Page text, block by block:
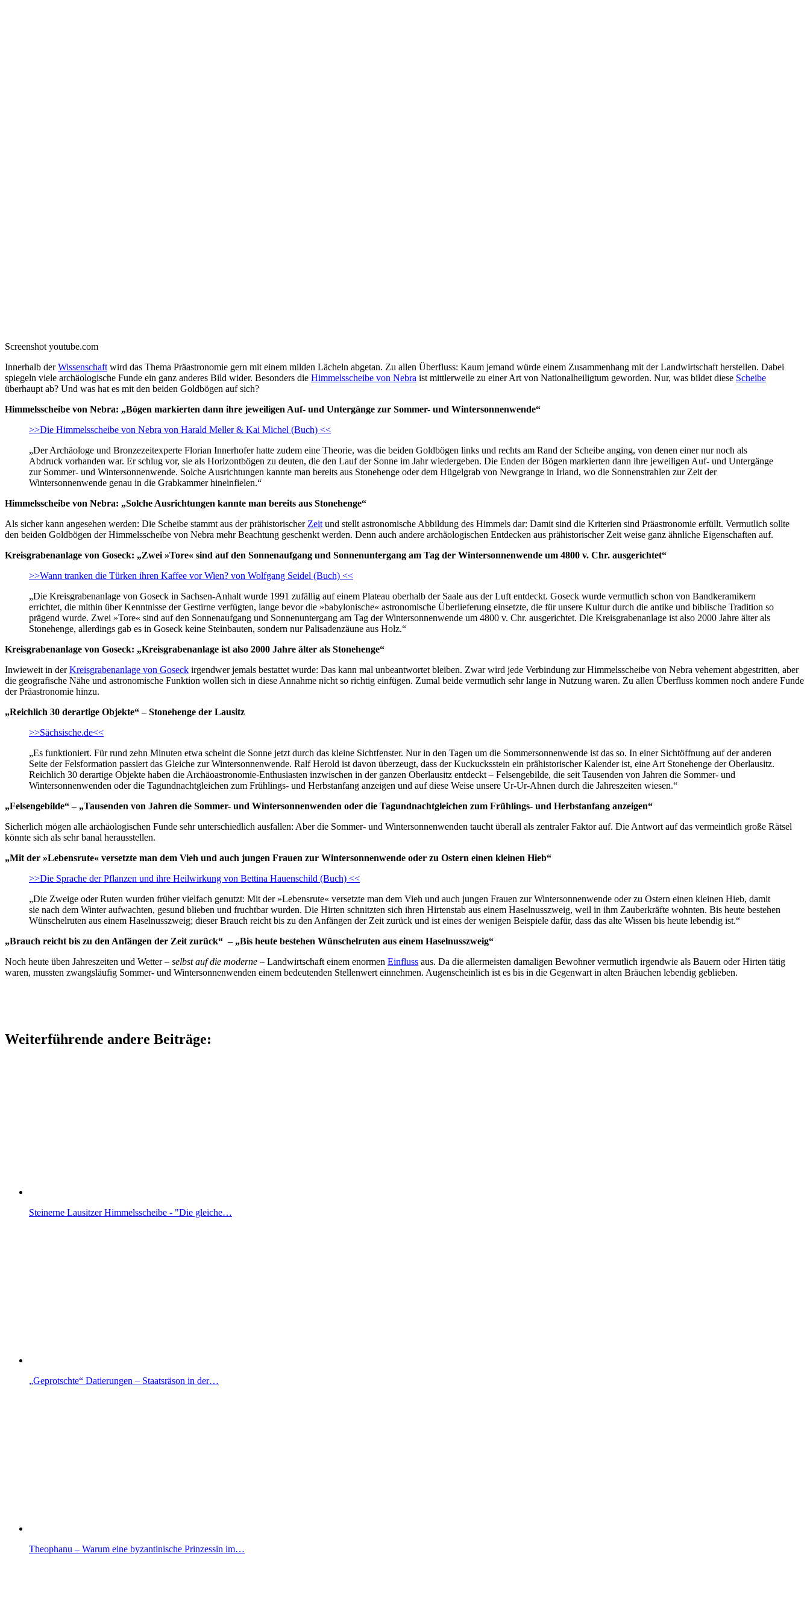
Screenshot youtube.com
Innerhalb derWissenschaft wird das Thema Präastronomie gern mit einem milden Lächeln abgetan. Zu allen Überfluss: Kaum jemand würde einem Zusammenhang mit der Landwirtschaft herstellen. Dabei
spiegeln viele archäologische Funde ein ganz anderes Bild wider. Besonders die Himmelsscheibe von Nebra ist mittlerweile zu einer Art von Nationalheiligtum geworden. Nur, was bildet diese Scheibe
überhaupt ab? Und was hat es mit den beiden Goldbögen auf sich?
Himmelsscheibe von Nebra: „Bögen markierten dann ihre jeweiligen Auf- und Untergänge zur Sommer- und Wintersonnenwende“
>>Die Himmelsscheibe von Nebra von Harald Meller & Kai Michel (Buch) <<
„Der Archäologe und Bronzezeitexperte Florian Innerhofer hatte zudem eine Theorie, was die beiden Goldbögen links und rechts am Rand der Scheibe anging, von denen einer nur noch als
Abdruck vorhanden war. Er schlug vor, sie als Horizontbögen zu deuten, die den Lauf der Sonne im Jahr wiedergeben. Die Enden der Bögen markierten dann ihre jeweiligen Auf- und Untergänge
zur Sommer- und Wintersonnenwende. Solche Ausrichtungen kannte man bereits aus Stonehenge oder dem Hügelgrab von Newgrange in Irland, wo die Sonnenstrahlen zur Zeit der
Wintersonnenwende genau in die Grabkammer hineinfielen.“
Himmelsscheibe von Nebra: „Solche Ausrichtungen kannte man bereits aus Stonehenge“
Als sicher kann angesehen werden: Die Scheibe stammt aus der prähistorischer Zeit und stellt astronomische Abbildung des Himmels dar: Damit sind die Kriterien sind Präastronomie erfüllt. Vermutlich sollte
den beiden Goldbögen der Himmelsscheibe von Nebra mehr Beachtung geschenkt werden. Denn auch andere archäologischen Entdecken aus prähistorischer Zeit weise ganz ähnliche Eigenschaften auf.
Kreisgrabenanlage von Goseck: „Zwei »Tore« sind auf den Sonnenaufgang und Sonnenuntergang am Tag der Wintersonnenwende um 4800 v. Chr. ausgerichtet“
>>Wann tranken die Türken ihren Kaffee vor Wien? von Wolfgang Seidel (Buch) <<
„Die Kreisgrabenanlage von Goseck in Sachsen-Anhalt wurde 1991 zufällig auf einem Plateau oberhalb der Saale aus der Luft entdeckt. Goseck wurde vermutlich schon von Bandkeramikern
errichtet, die mithin über Kenntnisse der Gestirne verfügten, lange bevor die »babylonische« astronomische Überlieferung einsetzte, die für unsere Kultur durch die antike und biblische Tradition so
prägend wurde. Zwei »Tore« sind auf den Sonnenaufgang und Sonnenuntergang am Tag der Wintersonnenwende um 4800 v. Chr. ausgerichtet. Die Kreisgrabenanlage ist also 2000 Jahre älter als
Stonehenge, allerdings gab es in Goseck keine Steinbauten, sondern nur Palisadenzäune aus Holz.“
Kreisgrabenanlage von Goseck: „Kreisgrabenanlage ist also 2000 Jahre älter als Stonehenge“
Inwieweit in derKreisgrabenanlage von Goseck irgendwer jemals bestattet wurde: Das kann mal unbeantwortet bleiben. Zwar wird jede Verbindung zur Himmelsscheibe von Nebra vehement abgestritten, aber
die geografische Nähe und astronomische Funktion wollen sich in diese Annahme nicht so richtig einfügen. Zumal beide vermutlich sehr lange in Nutzung waren. Zu allen Überfluss kommen noch andere Funde
der Präastronomie hinzu.
„Reichlich 30 derartige Objekte“ – Stonehenge der Lausitz
>>Sächsische.de<<
„Es funktioniert. Für rund zehn Minuten etwa scheint die Sonne jetzt durch das kleine Sichtfenster. Nur in den Tagen um die Sommersonnenwende ist das so. In einer Sichtöffnung auf der anderen
Seite der Felsformation passiert das Gleiche zur Wintersonnenwende. Ralf Herold ist davon überzeugt, dass der Kuckucksstein ein prähistorischer Kalender ist, eine Art Stonehenge der Oberlausitz.
Reichlich 30 derartige Objekte haben die Archäoastronomie-Enthusiasten inzwischen in der ganzen Oberlausitz entdeckt – Felsengebilde, die seit Tausenden von Jahren die Sommer- und
Wintersonnenwenden oder die Tagundnachtgleichen zum Frühlings- und Herbstanfang anzeigen und auf diese Weise unsere Ur-Ur-Ahnen durch die Jahreszeiten wiesen.“
„Felsengebilde“ – „Tausenden von Jahren die Sommer- und Wintersonnenwenden oder die Tagundnachtgleichen zum Frühlings- und Herbstanfang anzeigen“
Sicherlich mögen alle archäologischen Funde sehr unterschiedlich ausfallen: Aber die Sommer- und Wintersonnenwenden taucht überall als zentraler Faktor auf. Die Antwort auf das vermeintlich große Rätsel
könnte sich als sehr banal herausstellen.
„Mit der »Lebensrute« versetzte man dem Vieh und auch jungen Frauen zur Wintersonnenwende oder zu Ostern einen kleinen Hieb“
>>Die Sprache der Pflanzen und ihre Heilwirkung von Bettina Hauenschild (Buch) <<
„Die Zweige oder Ruten wurden früher vielfach genutzt: Mit der »Lebensrute« versetzte man dem Vieh und auch jungen Frauen zur Wintersonnenwende oder zu Ostern einen kleinen Hieb, damit
sie nach dem Winter aufwachten, gesund blieben und fruchtbar wurden. Die Hirten schnitzten sich ihren Hirtenstab aus einem Haselnusszweig, weil in ihm Zauberkräfte wohnten. Bis heute bestehen
Wünschelruten aus einem Haselnusszweig; dieser Brauch reicht bis zu den Anfängen der Zeit zurück und ist eines der wenigen Beispiele dafür, dass das alte Wissen bis heute lebendig ist.“
„Brauch reicht bis zu den Anfängen der Zeit zurück“ – „Bis heute bestehen Wünschelruten aus einem Haselnusszweig“
Noch heute üben Jahreszeiten und Wetter – selbst auf die moderne – Landwirtschaft einem enormen Einfluss aus. Da die allermeisten damaligen Bewohner vermutlich irgendwie als Bauern oder Hirten tätig
waren, mussten zwangsläufig Sommer- und Wintersonnenwenden einem bedeutenden Stellenwert einnehmen. Augenscheinlich ist es bis in die Gegenwart in alten Bräuchen lebendig geblieben.
Weiterführende andere Beiträge:
Steinerne Lausitzer Himmelsscheibe - "Die gleiche…
„Geprotschte“ Datierungen – Staatsräson in der…
Theophanu – Warum eine byzantinische Prinzessin im…